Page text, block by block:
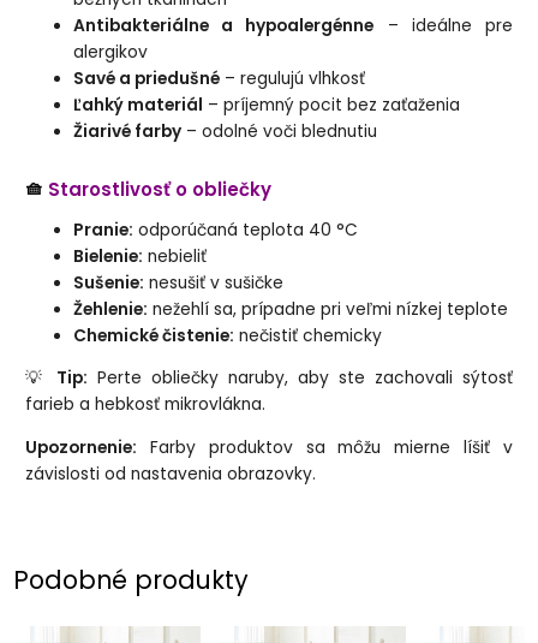
Antibakteriálne a hypoalergénne – ideálne pre
alergikov
Savé a priedušné – regulujú vlhkosť
Ľahký materiál – príjemný pocit bez zaťaženia
Žiarivé farby – odolné voči blednutiu
🧺 Starostlivosť o obliečky
Pranie: odporúčaná teplota 40 °C
Bielenie: nebieliť
Sušenie: nesušiť v sušičke
Žehlenie: nežehlí sa, prípadne pri veľmi nízkej teplote
Chemické čistenie: nečistiť chemicky
💡 Tip: Perte obliečky naruby, aby ste zachovali sýtosť
farieb a hebkosť mikrovlákna.
Upozornenie: Farby produktov sa môžu mierne líšiť v
závislosti od nastavenia obrazovky.
Podobné produkty